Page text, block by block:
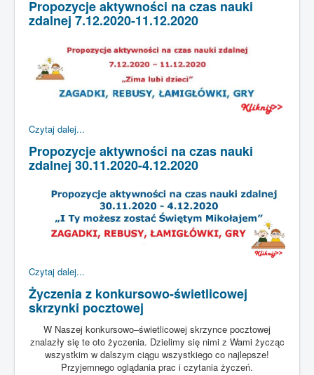
Propozycje aktywności na czas nauki
zdalnej 7.12.2020-11.12.2020
Czytaj dalej...
Propozycje aktywności na czas nauki
zdalnej 30.11.2020-4.12.2020
Czytaj dalej...
Życzenia z konkursowo-świetlicowej
skrzynki pocztowej
W Naszej konkursowo–świetlicowej skrzynce pocztowej
znalazły się te oto życzenia. Dzielimy się nimi z Wami życząc
wszystkim w dalszym ciągu wszystkiego co najlepsze!
Przyjemnego oglądania prac i czytania życzeń.